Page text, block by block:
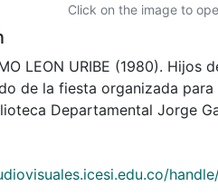
Click on the image to
LEON URIBE (1980). Hijos
de la fiesta organizada para
Departamental Jorge